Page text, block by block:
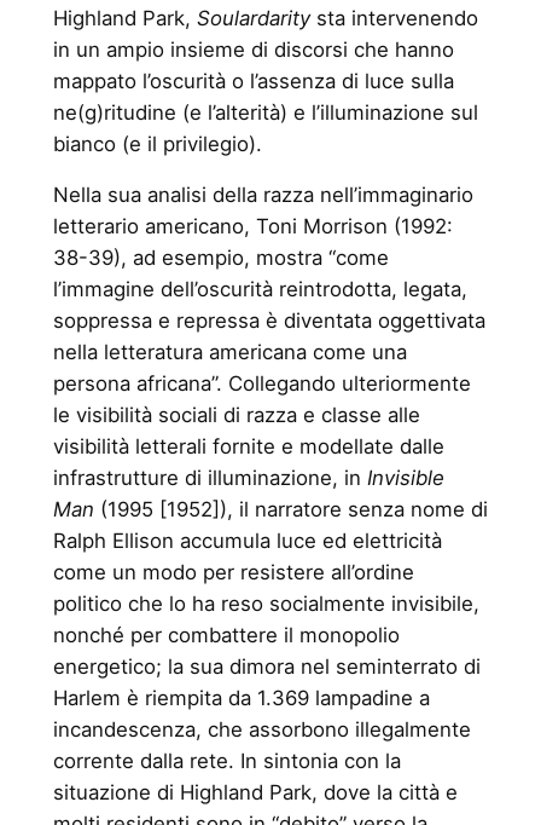
Highland Park, Soulardaritysta intervenendo
in un ampio insieme di discorsi che hanno
mappato l’oscurità o l’assenza di luce sulla
ne(g)ritudine (e l’alterità) e l’illuminazione sul
bianco (e il privilegio).
Nella sua analisi della razza nell’immaginario
letterario americano, Toni Morrison (1992:
38-39), ad esempio, mostra “come
l’immagine dell’oscurità reintrodotta, legata,
soppressa e repressa è diventata oggettivata
nella letteratura americana come una
persona africana”. Collegando ulteriormente
le visibilità sociali di razza e classe alle
visibilità letterali fornite e modellate dalle
infrastrutture di illuminazione, in Invisible
Man (1995 [1952]), il narratore senza nome di
Ralph Ellison accumula luce ed elettricità
come un modo per resistere all’ordine
politico che lo ha reso socialmente invisibile,
nonché per combattere il monopolio
energetico; la sua dimora nel seminterrato di
Harlem è riempita da 1.369 lampadine a
incandescenza, che assorbono illegalmente
corrente dalla rete. In sintonia con la
situazione di Highland Park, dove la città e